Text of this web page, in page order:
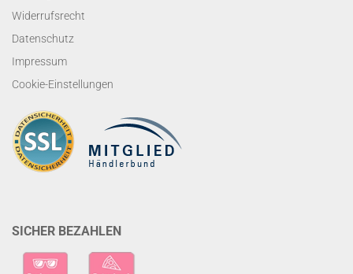
Widerrufsrecht
Datenschutz
Impressum
Cookie-Einstellungen
SICHER BEZAHLEN